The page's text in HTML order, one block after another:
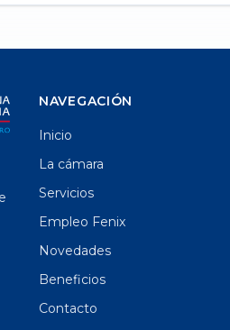
NAVEGACIÓN
Inicio
La cámara
Servicios
Empleo Fenix
Novedades
Beneficios
Contacto